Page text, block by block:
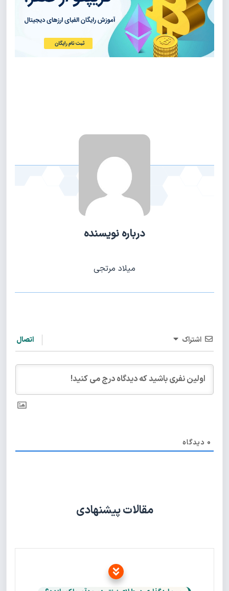
درباره نویسنده
میلاد مرتجی
اشتراک اتصال
0 دیدگاه
مقالات پیشنهادی